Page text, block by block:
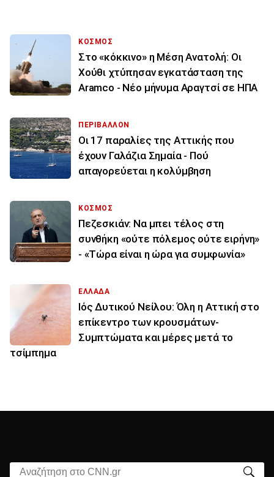
ΚΟΣΜΟΣ
Στο «κόκκινο» η Μέση Ανατολή: Οι
Χούθι χτύπησαν εγκατάσταση της
Aramco - Νέο μήνυμα Αραγτσί σε ΗΠΑ
ΠΕΡΙΒΑΛΛΟΝ
Οι 17 παραλίες της Αττικής που
έχουν Γαλάζια Σημαία - Πού
απαγορεύεται η κολύμβηση
ΚΟΣΜΟΣ
Πεζεσκιάν: Να μπει τέλος στη
συνθήκη «ούτε πόλεμος ούτε ειρήνη»
- «Τώρα είναι η ώρα για συμφωνία»
ΕΛΛΑΔΑ
Ιός Δυτικού Νείλου: Όλη η Αττική στο
επίκεντρο των κρουσμάτων-
Συμπτώματα και μέρες μετά το
τσίμπημα
Αναζήτηση στο CNN.gr